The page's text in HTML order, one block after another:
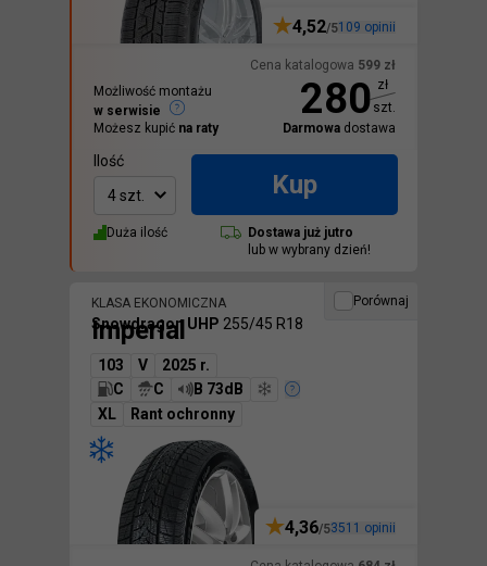
Cena katalogowa 599 zł
280 zł
szt.
Darmowa dostawa
4,52/5109 opinii
Możliwość montażu
w serwisie
Możesz kupić na raty
Ilość
4 szt.
Kup
Duża ilość Dostawa już jutro
lub w wybrany dzień!
Porównaj
KLASA EKONOMICZNA
Imperial
Snowdragon UHP 255/45 R18
103 V
2025 r.
C
C
B 73dB
XL
Rant ochronny
4,36/53511 opinii